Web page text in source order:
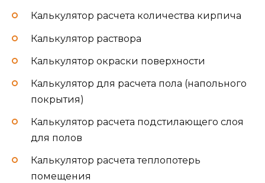
Калькулятор расчета количества кирпича
Калькулятор раствора
Калькулятор окраски поверхности
Калькулятор для расчета пола (напольного
покрытия)
Калькулятор расчета подстилающего слоя
для полов
Калькулятор расчета теплопотерь
помещения